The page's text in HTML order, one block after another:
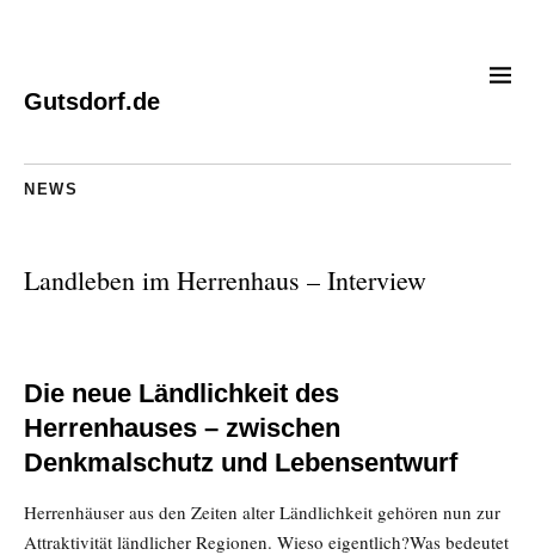
Gutsdorf.de
NEWS
Landleben im Herrenhaus – Interview
Die neue Ländlichkeit des
Herrenhauses – zwischen
Denkmalschutz und Lebensentwurf
Herrenhäuser aus den Zeiten alter Ländlichkeit gehören nun zur
Attraktivität ländlicher Regionen. Wieso eigentlich?Was bedeutet